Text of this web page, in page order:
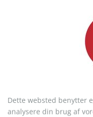
fra 1,76 kr.
Dette websted benytter
analysere din brug af